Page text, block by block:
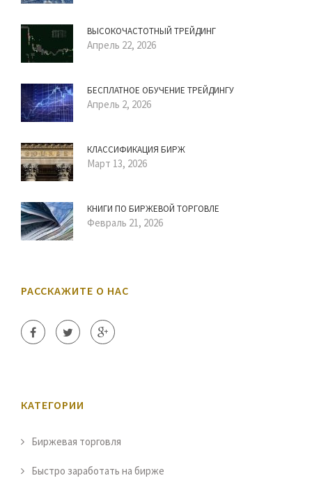
ВЫСОКОЧАСТОТНЫЙ ТРЕЙДИНГ
Апрель 22, 2026
БЕСПЛАТНОЕ ОБУЧЕНИЕ ТРЕЙДИНГУ
Апрель 2, 2026
КЛАССИФИКАЦИЯ БИРЖ
Март 13, 2026
КНИГИ ПО БИРЖЕВОЙ ТОРГОВЛЕ
Февраль 21, 2026
РАССКАЖИТЕ О НАС
КАТЕГОРИИ
Биржевая торговля
Быстро заработать на бирже